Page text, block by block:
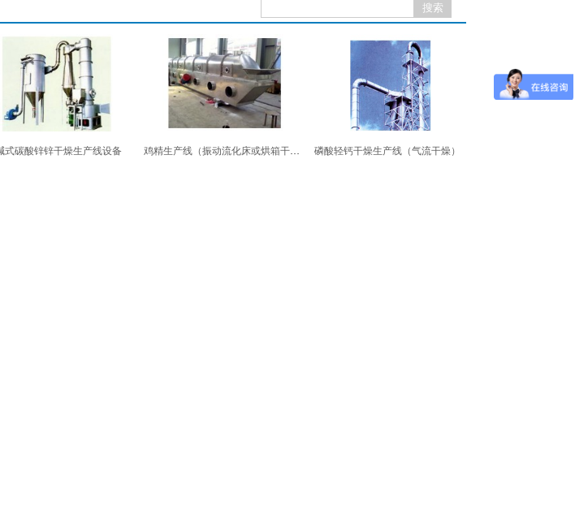
式碳酸锌锌干燥生产线设备 鸡精生产线（振动流化床或烘箱干燥） 磷酸轻钙干燥生产线（气流干燥）